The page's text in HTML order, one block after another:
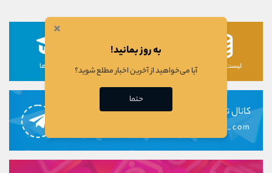
لیست رمزارزها لیست سهام ها دوره ها
کانال تلگرام
alirezamehrabi_com
×
به روز بمانید!
آیا می‌خواهید از آخرین اخبار مطلع شوید؟
حتما